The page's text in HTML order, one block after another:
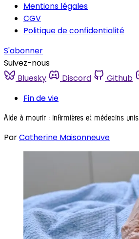
Mentions légales
CGV
Politique de confidentialité
S'abonner
Suivez-nous
Bluesky
Discord Github
Fin de vie
Aide à mourir : infirmières et médecins
ParCatherine Maisonneuve